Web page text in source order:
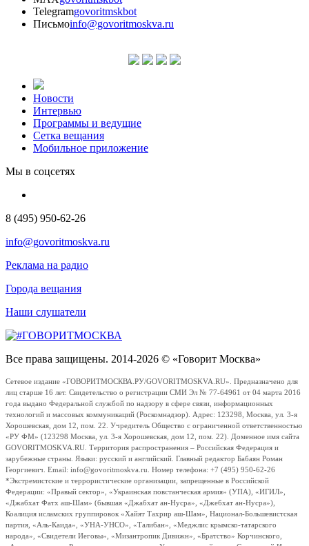
Telegramgovoritmskbot
Письмоinfo@govoritmoskva.ru
Новости
Интервью
Программы и ведущие
Сетка вещания
Мобильное приложение
Мы в соцсетях
8 (495) 950-62-26
info@govoritmoskva.ru
Реклама на радио
Города вещания
Наши слушатели
Все права защищены. 2014-2026 © «Говорит Москва»
Сетевое издание «ГОВОРИТМОСКВА.РУ/GOVORITMOSKVA.RU». Предназначено для
лиц старше 16 лет. Свидетельство о регистрации СМИ Эл № 77-64961 от 04 марта 2016
года выдано Федеральной службой по надзору в сфере связи, информационных
технологий и массовых коммуникаций (Роскомнадзор). Адрес: 123298, Москва, ул. 3-я
Хорошевская, дом 12, пом. 22. Учредитель Общество с ограниченной ответственностью
«РУ ФМ» (123298 Москва, ул. 3-я Хорошевская, дом 12, пом. 22). Доменное имя сайта
GOVORITMOSKVA.RU. Территория распространения – Российская Федерация и
зарубежные страны. Языки: русский и английский. Главный редактор Бабаян Роман
Георгиевич. Email: info@govoritmoskva.ru. Номер телефона: +7 (495) 950-62-26
*Экстремистские и террористические организации, запрещенные в Российской
Федерации: «Правый сектор», «Украинская повстанческая армия» (УПА), «ИГИЛ»,
«Джабхат Фатх аш-Шам» (бывшая «Джабхат ан-Нусра», «Джебхат ан-Нусра»),
Коалиция исламских группировок «Хайят Тахрир аш-Шам», Национал-Большевистская
партия, «Аль-Каида», «УНА-УНСО», «Талибан», «Меджлис крымско-татарского
народа», «Свидетели Иеговы», «Мизантропик Дивижн», «Братство» Корчинского,